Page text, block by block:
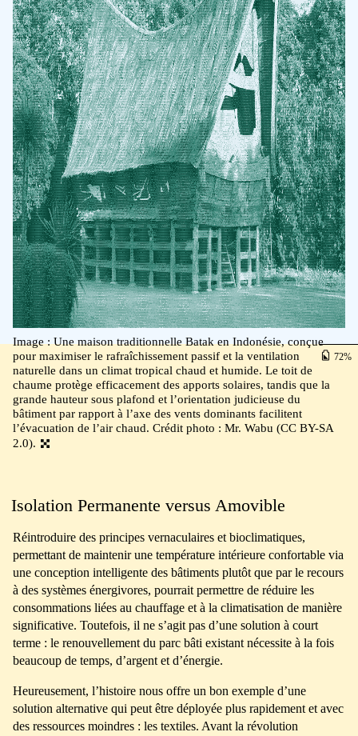
72
Image : Une maison traditionnelle Batak en Indonésie, conçue
pour maximiser le rafraîchissement passif et la ventilation
naturelle dans un climat tropical chaud et humide. Le toit de
chaume protège efficacement des apports solaires, tandis que la
grande hauteur sous plafond et l’orientation judicieuse du
bâtiment par rapport à l’axe des vents dominants facilitent
l’évacuation de l’air chaud. Crédit photo : Mr. Wabu (CC BY-SA
2.0).
Isolation Permanente versus Amovible
Réintroduire des principes vernaculaires et bioclimatiques,
permettant de maintenir une température intérieure confortable via
une conception intelligente des bâtiments plutôt que par le recours
à des systèmes énergivores, pourrait permettre de réduire les
consommations liées au chauffage et à la climatisation de manière
significative. Toutefois, il ne s’agit pas d’une solution à court
terme : le renouvellement du parc bâti existant nécessite à la fois
beaucoup de temps, d’argent et d’énergie.
Heureusement, l’histoire nous offre un bon exemple d’une
solution alternative qui peut être déployée plus rapidement et avec
des ressources moindres : les textiles. Avant la révolution